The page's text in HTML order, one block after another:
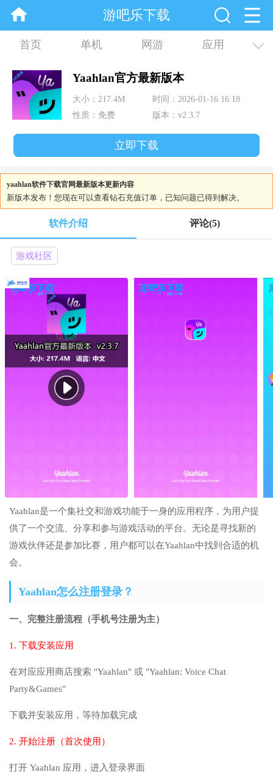
游吧乐下载
首页 单机 网游 应用
资讯 合集
Yaahlan官方最新版本
大小：217.4M
时间：2026-01-16 16:18
性质：免费
版本：v2.3.7
立即下载
yaahlan软件下载官网最新版本更新内容
新版本发布！您现在可以查看钻石充值订单，已知问题已得到解决。
软件介绍 评论(5)
游戏社区
Yaahlan是一个集社交和游戏功能于一身的应用程序，为用户提
供了一个交流、分享和参与游戏活动的平台。无论是寻找新的
游戏伙伴还是参加比赛，用户都可以在Yaahlan中找到合适的机
会。
Yaahlan怎么注册登录？
一、完整注册流程（手机号注册为主）
1. 下载安装应用
在对应应用商店搜索 "Yaahlan" 或 "Yaahlan: Voice Chat
Party&Games"
下载并安装应用，等待加载完成
2. 开始注册（首次使用）
打开 Yaahlan 应用，进入登录界面